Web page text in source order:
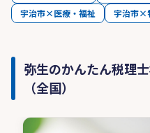
宇治市×医療・福祉
宇治市×
弥生のかんたん税理
（全国）